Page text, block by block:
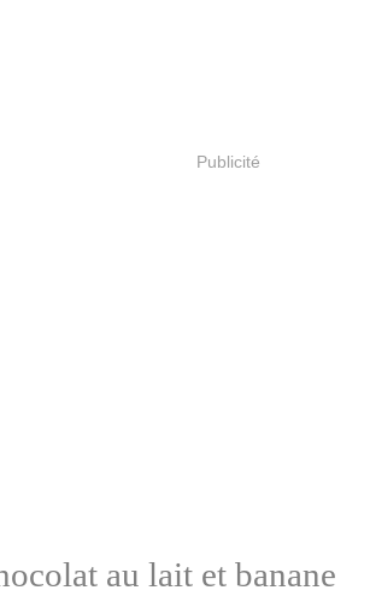
Publicité
au lait et banane